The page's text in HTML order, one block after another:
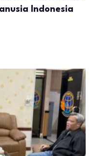
Indonesia